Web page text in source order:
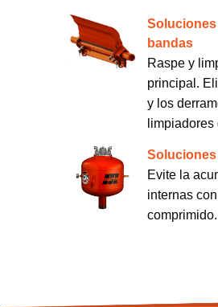
Soluciones
bandas
Raspe y
principal.
y los
Evite la
internas